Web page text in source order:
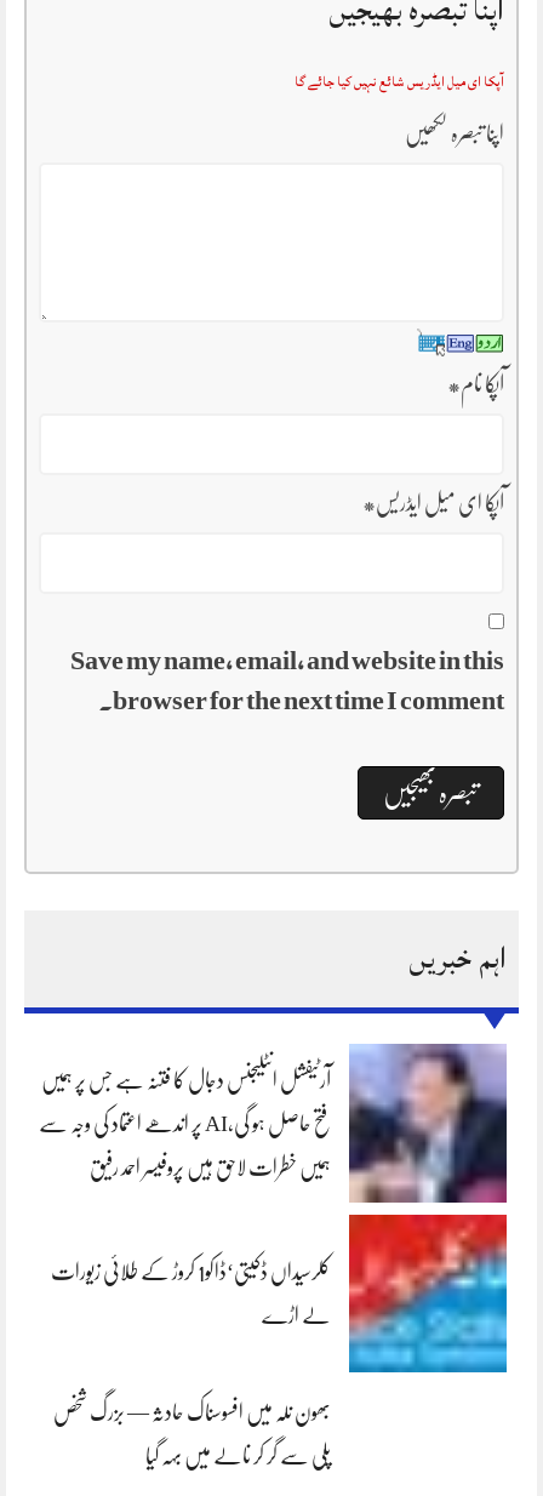
آپکا ای میل ایڈریس شائع نہیں کیا جائے گا
اپنا تبصرہ لکھیں
آپکا نام*
آپکا ای میل ایڈریس*
Save my name, email, and website in this
browser for the next time I comment.
اہم خبریں
آرٹیفشل انٹلیجنس دجال کا فتنہ ہے جس پر ہمیں
فتح حاصل ہو گی،AI پر اندھے اعتماد کی وجہ سے
ہمیں خطرات لاحق ہیں پروفیسر احمد رفیق
کلرسیداں ڈکیتی‘ڈاکو1 کروڑ کے طلائی زیورات
لے اڑے
بھون نلہ میں افسوسناک حادثہ — بزرگ شخص
پلی سے گر کر نالے میں بہہ گیا